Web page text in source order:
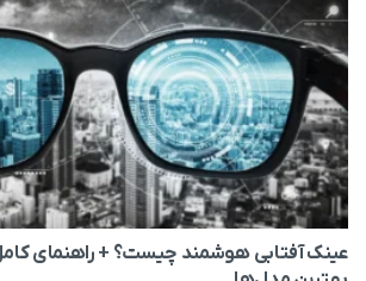
عینک آفتابی هوشمند چیست؟ + راهنمای